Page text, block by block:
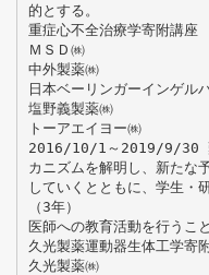
的とする。
重症心不全治療学寄附講座
ＭＳＤ㈱
中外製薬㈱
日本ベーリンガーインゲル
塩野義製薬㈱
トーアエイヨー㈱
2016/10/1～2019/9/30 難
カニズムを解明し、新たな
していくとともに、学生・
（3年）
医師への教育活動を行うこ
久光製薬運動器生体工学寄
久光製薬㈱